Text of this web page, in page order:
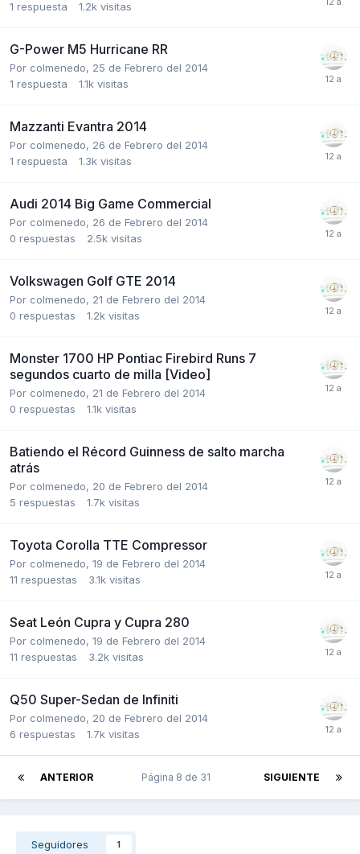
1 respuesta 1.2k visitas
G-Power M5 Hurricane RR
Por colmenedo, 25 de Febrero del 2014
1 respuesta 1.1k visitas
Mazzanti Evantra 2014
Por colmenedo, 26 de Febrero del 2014
1 respuesta 1.3k visitas
Audi 2014 Big Game Commercial
Por colmenedo, 26 de Febrero del 2014
0 respuestas 2.5k visitas
Volkswagen Golf GTE 2014
Por colmenedo, 21 de Febrero del 2014
0 respuestas 1.2k visitas
Monster 1700 HP Pontiac Firebird Runs 7
segundos cuarto de milla [Video]
Por colmenedo, 21 de Febrero del 2014
0 respuestas 1.1k visitas
Batiendo el Récord Guinness de salto marcha
atrás
Por colmenedo, 20 de Febrero del 2014
5 respuestas 1.7k visitas
Toyota Corolla TTE Compressor
Por colmenedo, 19 de Febrero del 2014
11 respuestas 3.1k visitas
Seat León Cupra y Cupra 280
Por colmenedo, 19 de Febrero del 2014
11 respuestas 3.2k visitas
Q50 Super-Sedan de Infiniti
Por colmenedo, 20 de Febrero del 2014
6 respuestas 1.7k visitas
ANTERIOR SIGUIENTE
Página 8 de 31
Seguidores 1